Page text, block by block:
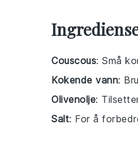
Couscous: Små
Kokende vann:
Olivenolje:
Salt: For å